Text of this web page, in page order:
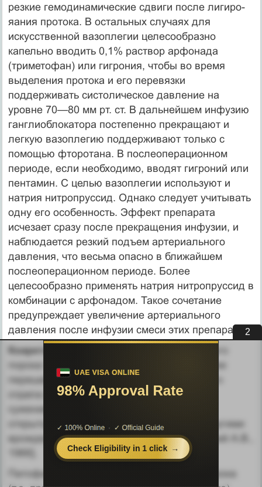
резкие гемодинамические сдвиги после лигиро-
яания протока. В остальных случаях для
искусственной вазоплегии целесообразно
капельно вводить 0,1% раствор арфонада
(триметофан) или гигрония, чтобы во время
выделения протока и его перевязки
поддерживать систолическое давление на
уровне 70—80 мм рт. ст. В дальнейшем инфузию
ганглиоблокатора постепенно прекращают и
легкую вазоплегию поддерживают только с
помощью фторотана. В послеоперационном
периоде, если необходимо, вводят гигроний или
пентамин. С целью вазоплегии используют и
натрия нитропруссид. Однако следует учитывать
одну его особенность. Эффект препарата
исчезает сразу после прекращения инфузии, и
наблюдается резкий подъем артериального
давления, что весьма опасно в ближайшем
послеоперационном периоде. Более
целесообразно применять натрия нитропруссид в
комбинации с арфонадом. Такое сочетание
предупреждает увеличение артериального
давления после инфузии смеси этих препаратов.
Коарктация аорты.
порока типично сужение аорты в области ее
перешейка, на границе дуги и нисходящего
отдела аорты. Различают изолированное
сужение перешейка аорты в сочетании с
открытым протоком либо в сочетании с другими
врожденными пороками сердца [Покровский А.В.,
Патофизиологический «взрослый» тип порока
1